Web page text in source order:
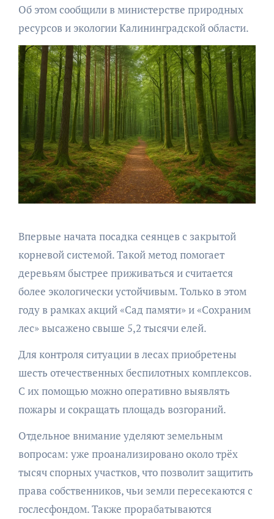
Об этом сообщили в министерстве природных
ресурсов и экологии Калининградской области.
Впервые начата посадка сеянцев с закрытой
корневой системой. Такой метод помогает
деревьям быстрее приживаться и считается
более экологически устойчивым. Только в этом
году в рамках акций «Сад памяти» и «Сохраним
лес» высажено свыше 5,2 тысячи елей.
Для контроля ситуации в лесах приобретены
шесть отечественных беспилотных комплексов.
С их помощью можно оперативно выявлять
пожары и сокращать площадь возгораний.
Отдельное внимание уделяют земельным
вопросам: уже проанализировано около трёх
тысяч спорных участков, что позволит защитить
права собственников, чьи земли пересекаются с
гослесфондом. Также прорабатываются